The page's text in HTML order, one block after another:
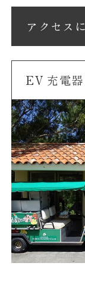
アクセス
EV 充電